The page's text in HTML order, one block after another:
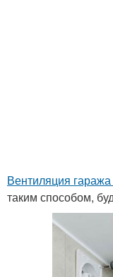
Вентиляция
таким способом,